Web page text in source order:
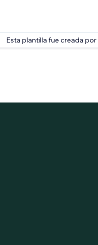
Esta plantilla fue creada por